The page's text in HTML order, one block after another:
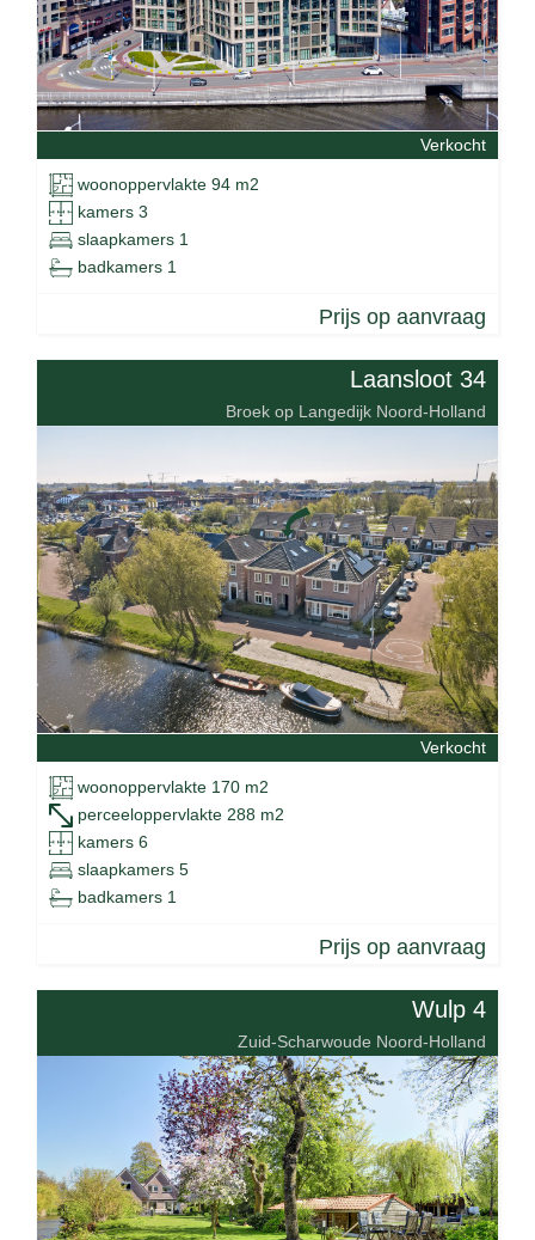
Verkocht
woonoppervlakte 94 m2
kamers 3
slaapkamers 1
badkamers 1
Prijs op aanvraag
Laansloot 34
Broek op Langedijk Noord-Holland
Verkocht
woonoppervlakte 170 m2
perceeloppervlakte 288 m2
kamers 6
slaapkamers 5
badkamers 1
Prijs op aanvraag
Wulp 4
Zuid-Scharwoude Noord-Holland